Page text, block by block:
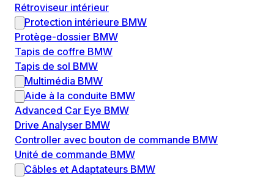
Rétroviseur intérieur
Protection intérieure BMW
Protège-dossier BMW
Tapis de coffre BMW
Tapis de sol BMW
Multimédia BMW
Aide à la conduite BMW
Advanced Car Eye BMW
Drive Analyser BMW
Controller avec bouton de commande BMW
Unité de commande BMW
Câbles et Adaptateurs BMW